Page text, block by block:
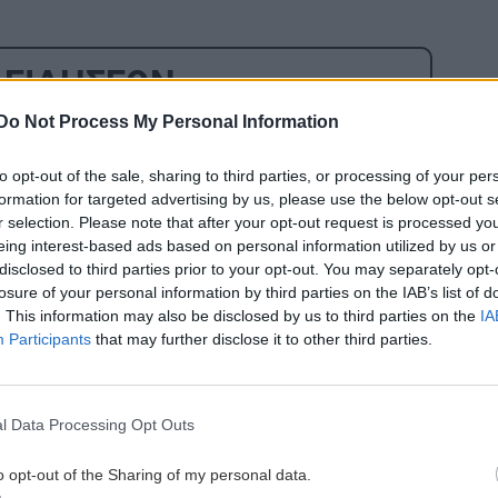
Do Not Process My Personal Information
opt-out of the sale, sharing to third parties, or processing of your
for targeted advertising by us, please use the below opt-out
selection. Please note that after your opt-out request is processed
interest-based ads based on personal information utilized by us
to third parties prior to your opt-out. You may separately
of your personal information by third parties on the IAB’s list of
This information may also be disclosed by us to third parties on the
Participants that may further disclose it to other third parties.
Data Processing Opt Outs
opt-out of the Sharing of my personal data.
23:34
ΚΡΗΤΗ
τα Ολοκαυτώματα σε Αλικιανό και
Σκινέ
21:36
ΟΙΚΟΝΟΜΙΑ
Εφορία: Πότε ελέγχει τις καταθέσεις
μας στην τράπεζα
Δεκαπενταύγουστου και παράδοση